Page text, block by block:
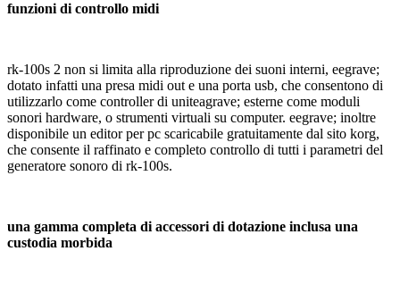
funzioni di controllo midi
rk-100s 2 non si limita alla riproduzione dei suoni interni, eegrave;
dotato infatti una presa midi out e una porta usb, che consentono di
utilizzarlo come controller di uniteagrave; esterne come moduli
sonori hardware, o strumenti virtuali su computer. eegrave; inoltre
disponibile un editor per pc scaricabile gratuitamente dal sito korg,
che consente il raffinato e completo controllo di tutti i parametri del
generatore sonoro di rk-100s.
una gamma completa di accessori di dotazione inclusa una
custodia morbida